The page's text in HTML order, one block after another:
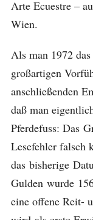
Arte Ecuestre –
Wien.
Als man 1972
großartigen
anschließenden
daß man
Pferdefuss: Das
Lesefehler falsch
das bisherige
Gulden wurde
eine offene Reit-